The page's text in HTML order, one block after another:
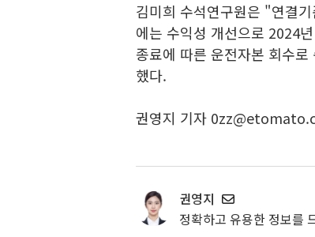
김미희 수석연구원은 "연결
에는 수익성 개선으로 2024
종료에 따른 운전자본 회수
했다.
권영지 기자
권영지
정확하고 유용한 정보를